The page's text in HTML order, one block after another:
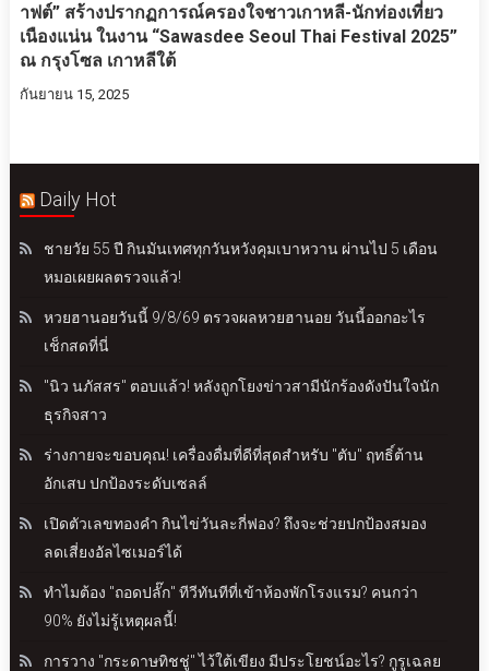
าฟต์” สร้างปรากฏการณ์ครองใจชาวเกาหลี-นักท่องเที่ยว
เนืองแน่น ในงาน “Sawasdee Seoul Thai Festival 2025”
ณ กรุงโซล เกาหลีใต้
กันยายน 15, 2025
Daily Hot
ชายวัย 55 ปี กินมันเทศทุกวันหวังคุมเบาหวาน ผ่านไป 5 เดือน
หมอเผยผลตรวจแล้ว!
หวยฮานอยวันนี้ 9/8/69 ตรวจผลหวยฮานอย วันนี้ออกอะไร
เช็กสดที่นี่
"นิว นภัสสร" ตอบแล้ว! หลังถูกโยงข่าวสามีนักร้องดังปันใจนัก
ธุรกิจสาว
ร่างกายจะขอบคุณ! เครื่องดื่มที่ดีที่สุดสำหรับ "ตับ" ฤทธิ์ต้าน
อักเสบ ปกป้องระดับเซลล์
เปิดตัวเลขทองคำ กินไข่วันละกี่ฟอง? ถึงจะช่วยปกป้องสมอง
ลดเสี่ยงอัลไซเมอร์ได้
ทำไมต้อง "ถอดปลั๊ก" ทีวีทันทีที่เข้าห้องพักโรงแรม? คนกว่า
90% ยังไม่รู้เหตุผลนี้!
การวาง "กระดาษทิชชู่" ไว้ใต้เขียง มีประโยชน์อะไร? กูรูเฉลย